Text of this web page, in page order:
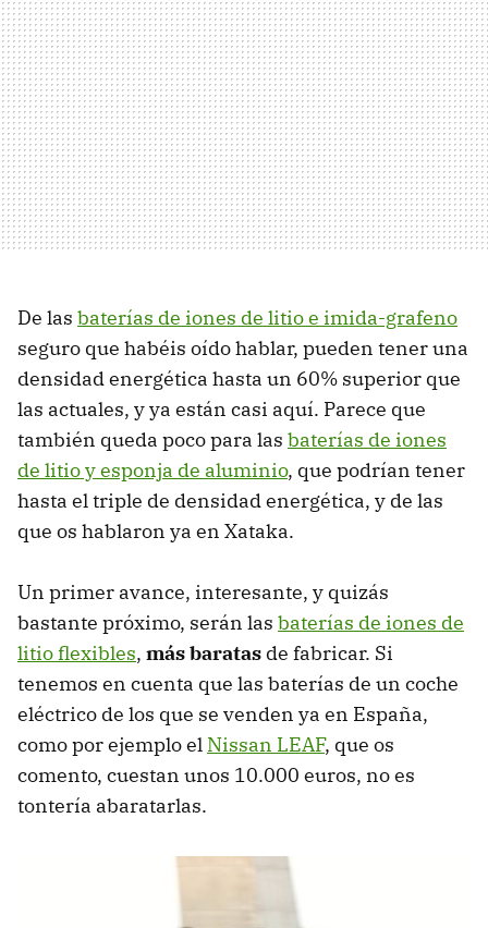
De las baterías de iones de litio e imida-grafeno
seguro que habéis oído hablar, pueden tener una
densidad energética hasta un 60% superior que
las actuales, y ya están casi aquí. Parece que
también queda poco para las baterías de iones
de litio y esponja de aluminio, que podrían tener
hasta el triple de densidad energética, y de las
que os hablaron ya en Xataka.
Un primer avance, interesante, y quizás
bastante próximo, serán las baterías de iones de
litio flexibles, más baratas de fabricar. Si
tenemos en cuenta que las baterías de un coche
eléctrico de los que se venden ya en España,
como por ejemplo el Nissan LEAF, que os
comento, cuestan unos 10.000 euros, no es
tontería abaratarlas.